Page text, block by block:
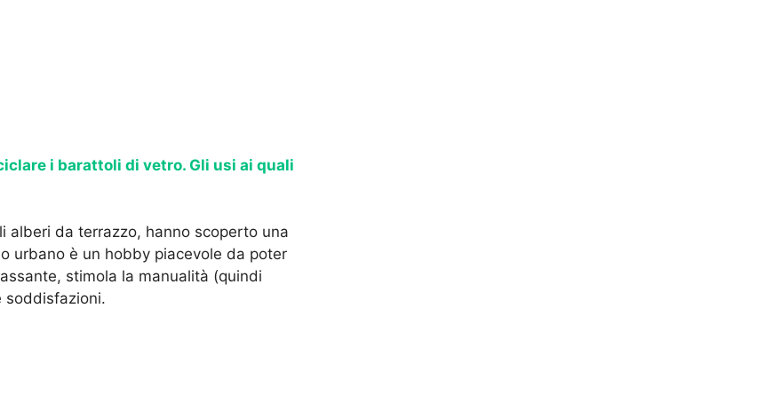
i barattoli di vetro. Gli usi ai quali
alberi da terrazzo, hanno scoperto una
urbano è un hobby piacevole da poter
stimola la manualità (quindi
soddisfazioni.